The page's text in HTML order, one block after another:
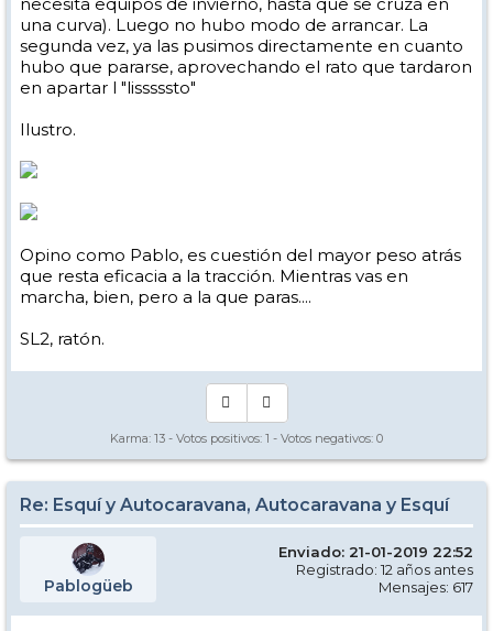
una curva). Luego no hubo modo de arrancar. La
segunda vez, ya las pusimos directamente en cuanto
hubo que pararse, aprovechando el rato que tardaron
en apartar l "lisssssto"
Ilustro.
Opino como Pablo, es cuestión del mayor peso atrás
que resta eficacia a la tracción. Mientras vas en
marcha, bien, pero a la que paras....
SL2, ratón.
Karma: 13 - Votos positivos: 1 - Votos negativos: 0
Re: Esquí y Autocaravana, Autocaravana y Esquí
Pablogüeb
Enviado: 21-01-2019 22:52
Registrado: 12 años antes
Mensajes: 617